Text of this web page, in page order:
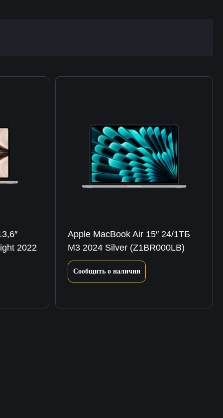
2022
Apple MacBook Air 15″ 24/1ТБ
M3 2024 Silver (Z1BR000LB)
Сообщить о наличии